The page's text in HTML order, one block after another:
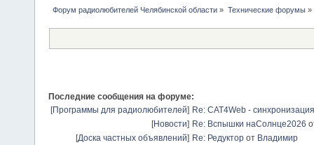
Форум радиолюбителей Челябинской области » Технические форумы»
Последние сообщения на форуме:
[Программы для радиолюбителей] Re: CAT4Web -
[Новости] Re: Вспышки наСолнце2026
[Доска частных объявлений] Re: Редуктор от Владимир